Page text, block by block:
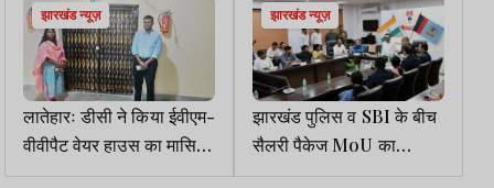
झारखंड न्यूज़
लातेहारः डीसी ने किया ईवीएम-
वीवीपैट वेयर हाउस का मासिक
निरीक्षण
झारखंड न्यूज़
झारखंड पुलिस व SBI के बीच
सैलरी पैकेज MoU का
विस्तार, अब 10 लाख का